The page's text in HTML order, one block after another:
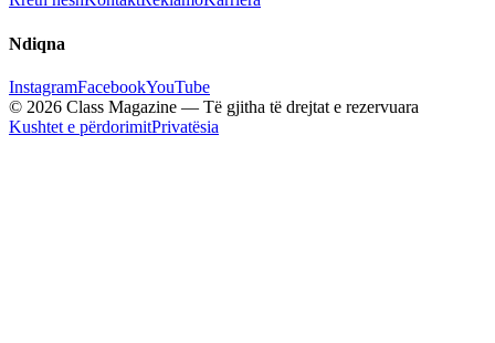
Ndiqna
InstagramFacebookYouTube
© 2026 Class Magazine — Të gjitha të drejtat e rezervuara
Kushtet e përdorimitPrivatësia